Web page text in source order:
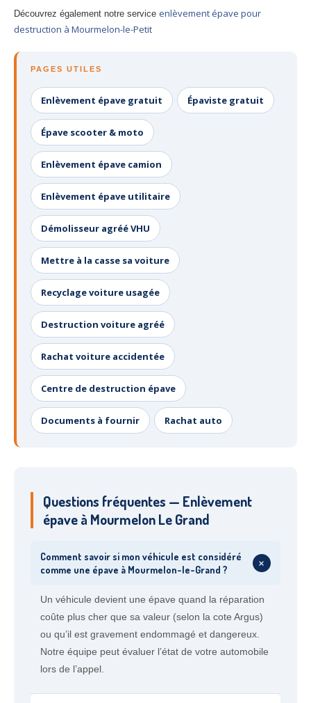
Découvrez également notre service enlèvement épave pour
destruction à Mourmelon-le-Petit
PAGES UTILES
Enlèvement épave gratuit Épaviste gratuit
Épave scooter & moto
Enlèvement épave camion
Enlèvement épave utilitaire
Démolisseur agréé VHU
Mettre à la casse sa voiture
Recyclage voiture usagée
Destruction voiture agréé
Rachat voiture accidentée
Centre de destruction épave
Documents à fournir Rachat auto
Questions fréquentes — Enlèvement
épave à Mourmelon Le Grand
Comment savoir si mon véhicule est considéré
comme une épave à Mourmelon-le-Grand ?
+
Un véhicule devient une épave quand la réparation
coûte plus cher que sa valeur (selon la cote Argus)
ou qu’il est gravement endommagé et dangereux.
Notre équipe peut évaluer l’état de votre automobile
lors de l’appel.